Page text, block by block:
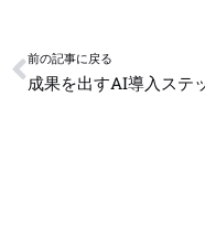
Prev
前の記事に戻る